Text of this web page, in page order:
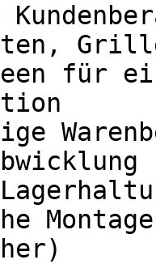
für